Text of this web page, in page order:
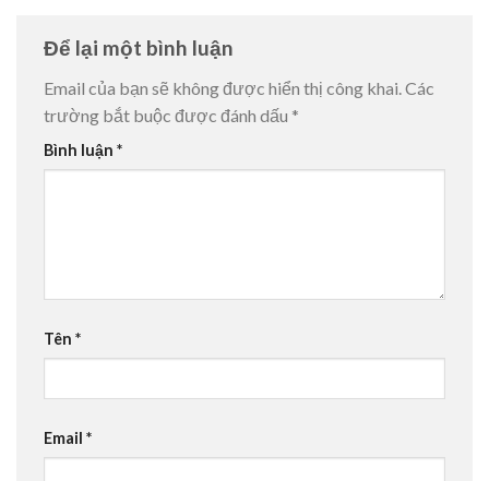
Để lại một bình luận
Email của bạn sẽ không được hiển thị công khai.Các
trường bắt buộc được đánh dấu *
Bình luận *
Tên *
Email *